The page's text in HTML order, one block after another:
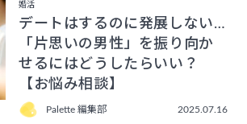
婚活
デートはするのに発展しない…
「片思いの男性」を振り向か
せるにはどうしたらいい？
【お悩み相談】
Palette 編集部 2025.07.16